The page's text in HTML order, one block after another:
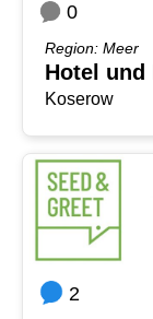
0
Region: Meer
Hotel und
Koserow
2